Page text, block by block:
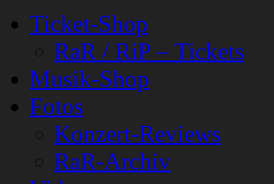
Ticket-Shop
RaR / RiP – Tickets
Musik-Shop
Fotos
Konzert-Reviews
RaR-Archiv